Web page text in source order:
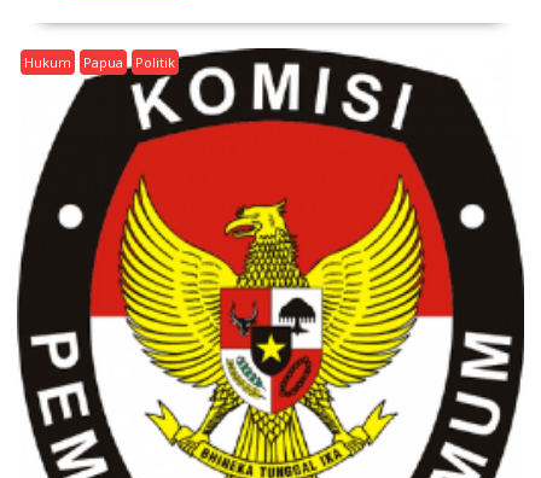
Hukum Papua Politik